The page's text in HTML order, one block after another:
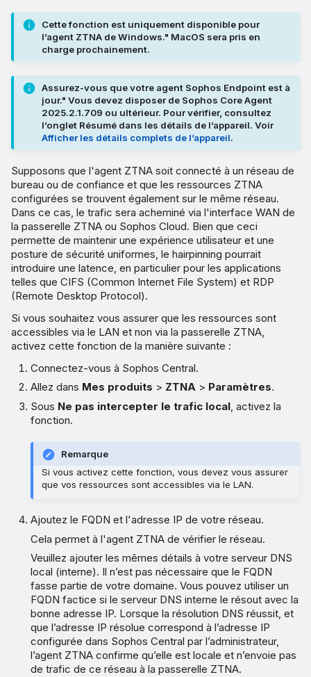
Cette fonction est uniquement disponible pour
l’agent ZTNA de Windows." MacOS sera pris en
charge prochainement.
Assurez-vous que votre agent Sophos Endpoint est à
jour." Vous devez disposer de Sophos Core Agent
2025.2.1.709 ou ultérieur. Pour vérifier, consultez
l’onglet Résumé dans les détails de l’appareil. Voir
Afficher les détails complets de l’appareil.
Supposons que l'agent ZTNA soit connecté à un réseau de
bureau ou de confiance et que les ressources ZTNA
configurées se trouvent également sur le même réseau.
Dans ce cas, le trafic sera acheminé via l'interface WAN de
la passerelle ZTNA ou Sophos Cloud. Bien que ceci
permette de maintenir une expérience utilisateur et une
posture de sécurité uniformes, le hairpinning pourrait
introduire une latence, en particulier pour les applications
telles que CIFS (Common Internet File System) et RDP
(Remote Desktop Protocol).
Si vous souhaitez vous assurer que les ressources sont
accessibles via le LAN et non via la passerelle ZTNA,
activez cette fonction de la manière suivante :
Connectez-vous à Sophos Central.
Allez dans Mes produits > ZTNA > Paramètres.
Sous Ne pas intercepter le trafic local , activez la
fonction.
Remarque
Si vous activez cette fonction, vous devez vous assurer
que vos ressources sont accessibles via le LAN.
Ajoutez le FQDN et l'adresse IP de votre réseau.
Cela permet à l'agent ZTNA de vérifier le réseau.
Veuillez ajouter les mêmes détails à votre serveur DNS
local (interne). Il n’est pas nécessaire que le FQDN
fasse partie de votre domaine. Vous pouvez utiliser un
FQDN factice si le serveur DNS interne le résout avec la
bonne adresse IP. Lorsque la résolution DNS réussit, et
que l’adresse IP résolue correspond à l’adresse IP
configurée dans Sophos Central par l’administrateur,
l’agent ZTNA confirme qu’elle est locale et n’envoie pas
de trafic de ce réseau à la passerelle ZTNA.